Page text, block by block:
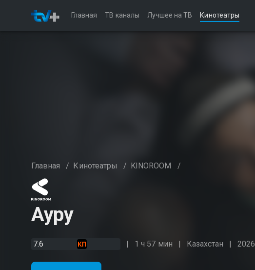
Главная ТВ каналы Лучшее на ТВ Кинотеатры
Главная / Кинотеатры / KINOROOM /
Ауру
7.6 1 ч 57 мин Казахстан 2026